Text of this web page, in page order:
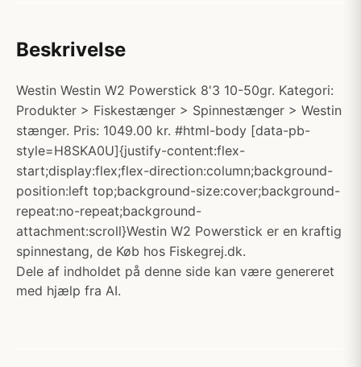
Beskrivelse
Westin Westin W2 Powerstick 8'3 10-50gr. Kategori:
Produkter > Fiskestænger > Spinnestænger > Westin
stænger. Pris: 1049.00 kr. #html-body [data-pb-
style=H8SKA0U]{justify-content:flex-
start;display:flex;flex-direction:column;background-
position:left top;background-size:cover;background-
repeat:no-repeat;background-
attachment:scroll}Westin W2 Powerstick er en kraftig
spinnestang, de Køb hos Fiskegrej.dk.
Dele af indholdet på denne side kan være genereret
med hjælp fra AI.